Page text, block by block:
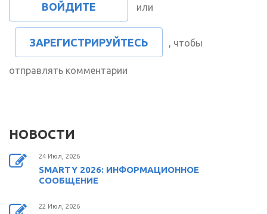
ВОЙДИТЕ или
ЗАРЕГИСТРИРУЙТЕСЬ , чтобы
отправлять комментарии
НОВОСТИ
24 Июл, 2026
SMARTY 2026: ИНФОРМАЦИОННОЕ
СООБЩЕНИЕ
22 Июл, 2026